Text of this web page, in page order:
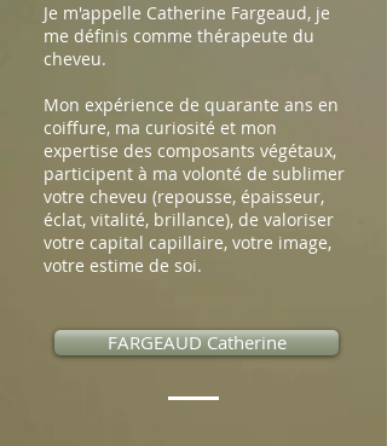
Je m'appelle Catherine Fargeaud, je
me définis comme thérapeute du
cheveu.
Mon expérience de quarante ans en
coiffure, ma curiosité et mon
expertise des composants végétaux,
participent à ma volonté de sublimer
votre cheveu (repousse, épaisseur,
éclat, vitalité, brillance), de valoriser
votre capital capillaire, votre image,
votre estime de soi.
FARGEAUD Catherine